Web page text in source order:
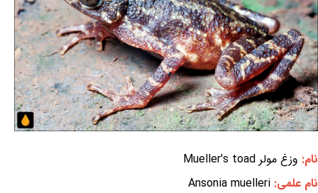
نام: وزغ مولر Mueller's toad
نام علمی: Ansonia muelleri